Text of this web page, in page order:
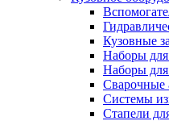
Кузовные
Наборы
Наборы для
Сварочные
Системы
Стапели